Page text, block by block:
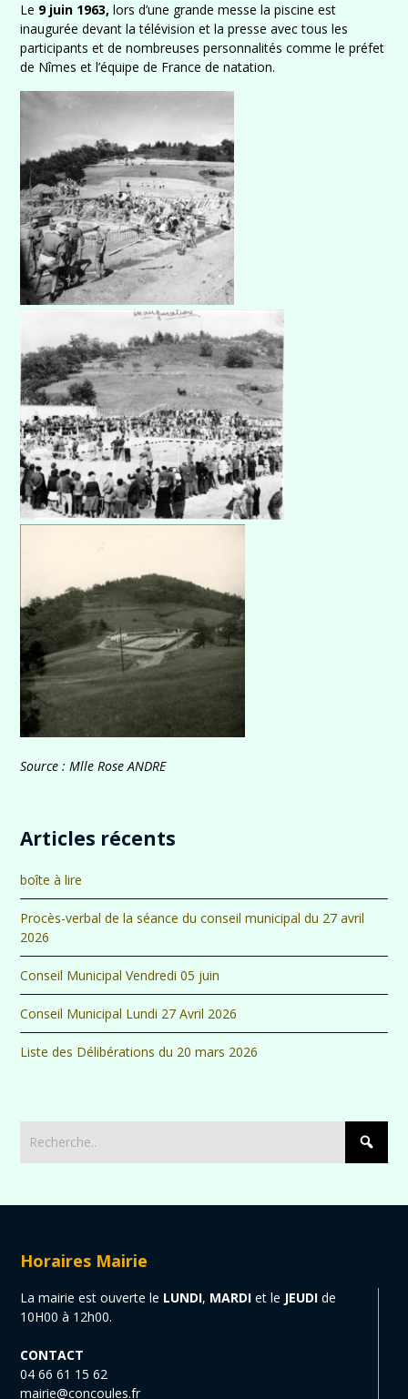
Le 9 juin 1963,lors d’une grande messe la piscine est
inaugurée devant la télévision et la presse avec tous les
participants et de nombreuses personnalités comme le préfet
de Nîmes et l’équipe de France de natation.
Source : Mlle Rose ANDRE
Articles récents
boîte à lire
Procès-verbal de la séance du conseil municipal du 27 avril
2026
Conseil Municipal Vendredi 05 juin
Conseil Municipal Lundi 27 Avril 2026
Liste des Délibérations du 20 mars 2026
Horaires Mairie
La mairie est ouverte le LUNDI, MARDI et le JEUDI de
10H00 à 12h00.
CONTACT
04 66 61 15 62
mairie@concoules.fr